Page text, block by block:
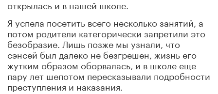
открылась и в нашей школе.
Я успела посетить всего несколько занятий, а
потом родители категорически запретили это
безобразие. Лишь позже мы узнали, что
сэнсей был далеко не безгрешен, жизнь его
жутким образом оборвалась, и в школе еще
пару лет шепотом пересказывали подробности
преступления и наказания.